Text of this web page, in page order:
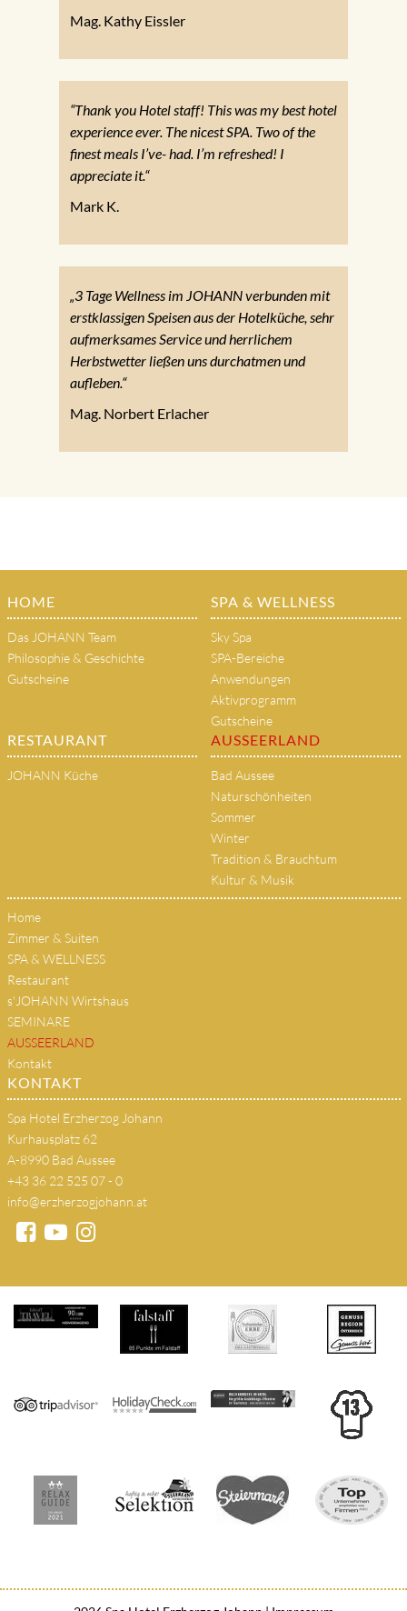
Mag. Kathy Eissler
“Thank you Hotel staff! This was my best hotel
experience ever. The nicest SPA. Two of the
finest meals I’ve- had. I’m refreshed! I
appreciate it.“
Mark K.
„3 Tage Wellness im JOHANN verbunden mit
erstklassigen Speisen aus der Hotelküche, sehr
aufmerksames Service und herrlichem
Herbstwetter ließen uns durchatmen und
aufleben.“
Mag. Norbert Erlacher
HOME
Das JOHANN Team
Philosophie & Geschichte
Gutscheine
SPA & WELLNESS
Sky Spa
SPA-Bereiche
Anwendungen
Aktivprogramm
Gutscheine
RESTAURANT
JOHANN Küche
AUSSEERLAND
Bad Aussee
Naturschönheiten
Sommer
Winter
Tradition & Brauchtum
Kultur & Musik
Home
Zimmer & Suiten
SPA & WELLNESS
Restaurant
s'JOHANN Wirtshaus
SEMINARE
AUSSEERLAND
Kontakt
KONTAKT
Spa Hotel Erzherzog Johann
Kurhausplatz 62
A-8990 Bad Aussee
+43 36 22 525 07 - 0
info@erzherzogjohann.at